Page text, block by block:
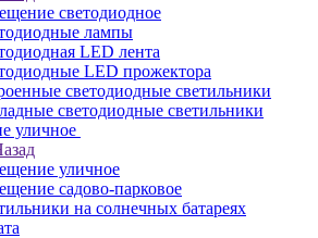
светодиодное
лампы
LED лента
LED прожектора
светодиодные светильники
светодиодные светильники
уличное
уличное
садово-парковое
на солнечных батареях